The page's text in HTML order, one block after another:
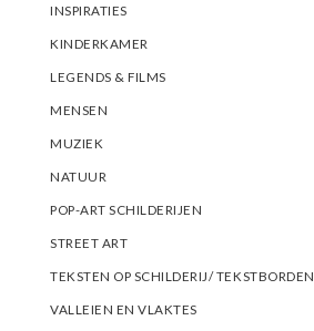
INSPIRATIES
KINDERKAMER
LEGENDS & FILMS
MENSEN
MUZIEK
NATUUR
POP-ART SCHILDERIJEN
STREET ART
TEKSTEN OP SCHILDERIJ/ TEKSTBORDEN
VALLEIEN EN VLAKTES